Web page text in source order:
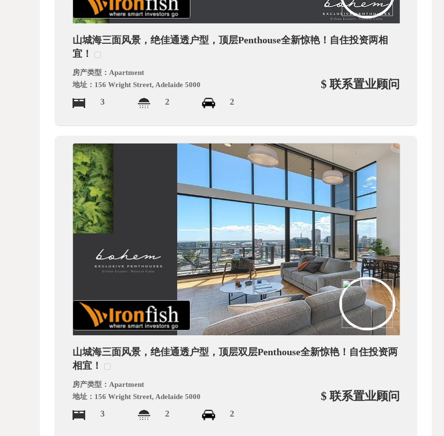
山城海三面风景，绝佳通透户型，顶层Penthouse全新惊艳！自住投资两相
宜！
房产类型： Apartment
地址： 156 Wright Street, Adelaide 5000
3 2 2
$ 联系置业顾问
山城海三面风景，绝佳通透户型，顶层双层Penthouse全新惊艳！自住投资两
相宜！
房产类型： Apartment
地址： 156 Wright Street, Adelaide 5000
3 2 2
$ 联系置业顾问